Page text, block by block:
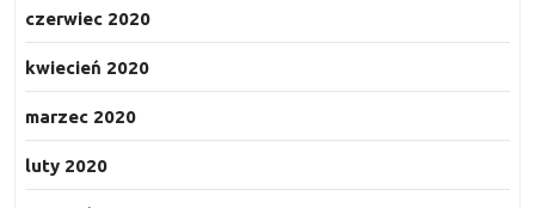
czerwiec 2020
kwiecień 2020
marzec 2020
luty 2020